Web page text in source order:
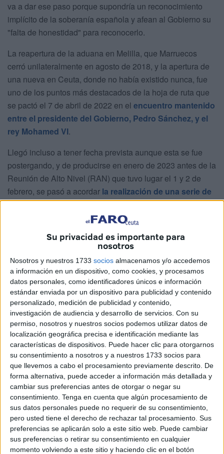
Su privacidad es importante para
nosotros
Nosotros y nuestros 1733 socios almacenamos y/o accedemos
a información en un dispositivo, como cookies, y procesamos
datos personales, como identificadores únicos e información
estándar enviada por un dispositivo para publicidad y contenido
personalizado, medición de publicidad y contenido,
investigación de audiencia y desarrollo de servicios. Con su
permiso, nosotros y nuestros socios podemos utilizar datos de
localización geográfica precisa e identificación mediante las
características de dispositivos. Puede hacer clic para otorgarnos
su consentimiento a nosotros y a nuestros 1733 socios para
que llevemos a cabo el procesamiento previamente descrito. De
forma alternativa, puede acceder a información más detallada y
cambiar sus preferencias antes de otorgar o negar su
consentimiento. Tenga en cuenta que algún procesamiento de
sus datos personales puede no requerir de su consentimiento,
pero usted tiene el derecho de rechazar tal procesamiento. Sus
preferencias se aplicarán solo a este sitio web. Puede cambiar
sus preferencias o retirar su consentimiento en cualquier
momento volviendo a este sitio y haciendo clic en el botón
va a dar ese paso porque supondría un reconocimiento
implícito de la soberanía española y afean al Gobierno su
"falta de honestidad" para reconocerlo.
La reapertura de la aduana en Melilla, que Marruecos
cerró unilateralmente en agosto de 2018, y la apertura de
una nueva en Ceuta, donde no había existido nunca, fue
uno de los puntos más destacados de la hoja de ruta que
se pactó el 7 de abril de 2022 en el encuentro mantenido
entre el presidente del Gobierno, Pedro Sánchez, y el
rey Mohamed VI.
Llegó incluso a tener fecha prevista aunque esta se fue
postergando, y de producirse en enero de 2023 antes de la
Reunión de Alto Nivel (RAN) que tuvo lugar el 1 y 2 de
febrero, se pasó a acordar la realización de una serie de
pruebas para que no hubiera ningún problema. En
total, se llevaron a cabo tres ejercicios piloto en los meses
En esas circunstancias, tras la reunión mantenida en
Rabat el 14 de diciembre de 2023 por elministro de
Asuntos Exteriores, Unión Europea y Cooperación,
José Manuel Albares , con su homólogo marroquí, Naser
Burita, se informó de que por parte española estaba "todo
listo" pero Marruecos tenía aún unos problemas técnicos
que resolver.
Esa fue también la explicación que le dieron a Sánchez
Mohamed VI y el primer ministro, Aziz Ajanuch, en su visita
del 21 de febrero. El jefe del Ejecutivo se mostró confiado
de que "pronto" habría novedades, toda vez que Rabat
había vuelto a reiterar su compromiso con lo acordado en
la hoja de ruta.
Sin fecha prevista